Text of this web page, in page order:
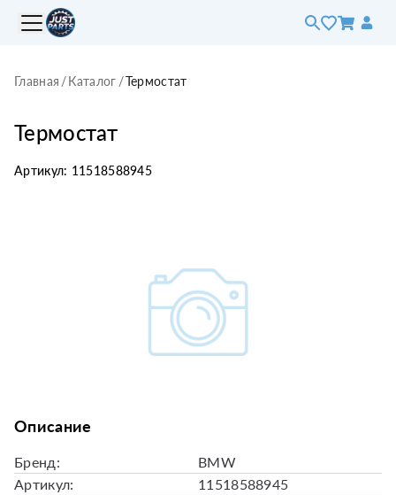
Главная /Каталог /Термостат
Термостат
Артикул: 11518588945
Описание
Бренд:
BMW
Артикул:
11518588945